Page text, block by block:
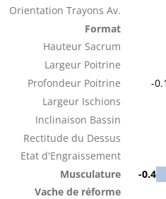
Orientation Trayons Av.
Format
Hauteur Sacrum
Largeur Poitrine
Profondeur Poitrine
-0.1
Largeur Ischions
Inclinaison Bassin
Rectitude du Dessus
Etat d'Engraissement
Musculature
-0.4
Vache de réforme